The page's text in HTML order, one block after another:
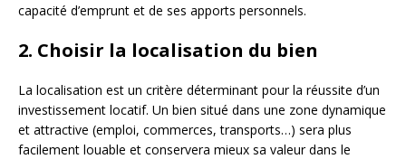
capacité d’emprunt et de ses apports personnels.
2. Choisir la localisation du bien
La localisation est un critère déterminant pour la réussite d’un
investissement locatif. Un bien situé dans une zone dynamique
et attractive (emploi, commerces, transports…) sera plus
facilement louable et conservera mieux sa valeur dans le